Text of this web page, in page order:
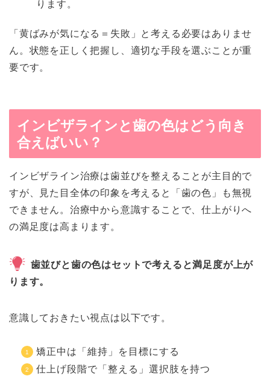
ります。
「黄ばみが気になる＝失敗」と考える必要はありませ
ん。状態を正しく把握し、適切な手段を選ぶことが重
要です。
インビザラインと歯の色はどう向き
合えばいい？
インビザライン治療は歯並びを整えることが主目的で
すが、見た目全体の印象を考えると「歯の色」も無視
できません。治療中から意識することで、仕上がりへ
の満足度は高まります。
歯並びと歯の色はセットで考えると満足度が上が
ります。
意識しておきたい視点は以下です。
矯正中は「維持」を目標にする
仕上げ段階で「整える」選択肢を持つ